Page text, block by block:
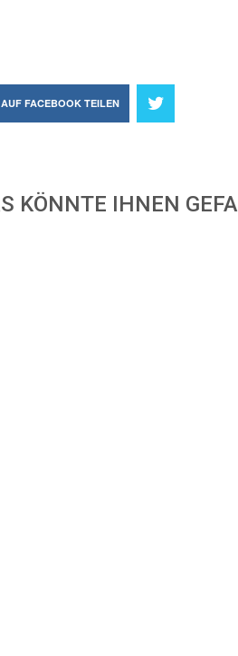
AUF FACEBOOK TEILEN
KÖNNTE IHNEN